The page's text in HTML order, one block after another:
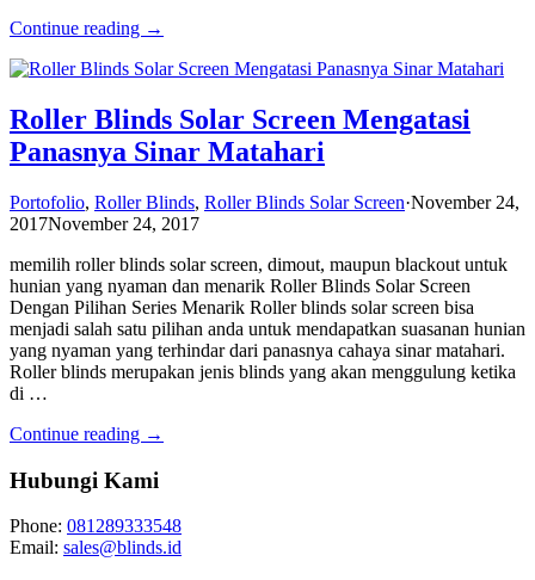
Continue reading →
Roller Blinds Solar Screen Mengatasi
Panasnya Sinar Matahari
Portofolio, Roller Blinds, Roller Blinds Solar Screen·November 24,
2017November 24, 2017
memilih roller blinds solar screen, dimout, maupun blackout untuk
hunian yang nyaman dan menarik Roller Blinds Solar Screen
Dengan Pilihan Series Menarik Roller blinds solar screen bisa
menjadi salah satu pilihan anda untuk mendapatkan suasanan hunian
yang nyaman yang terhindar dari panasnya cahaya sinar matahari.
Roller blinds merupakan jenis blinds yang akan menggulung ketika
di …
Continue reading →
Hubungi Kami
Phone: 081289333548
Email: sales@blinds.id